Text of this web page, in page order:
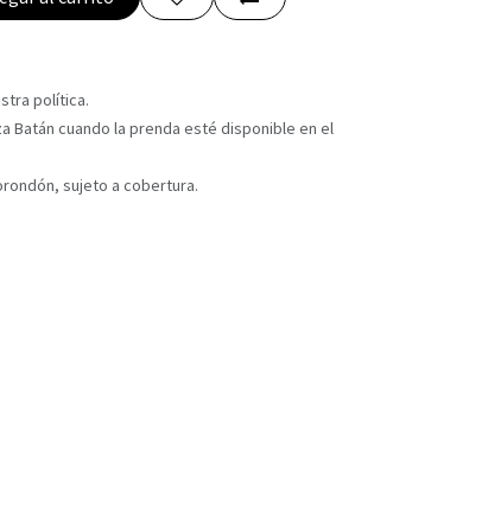
política.
Batán cuando la prenda esté disponible en el
sujeto a cobertura.